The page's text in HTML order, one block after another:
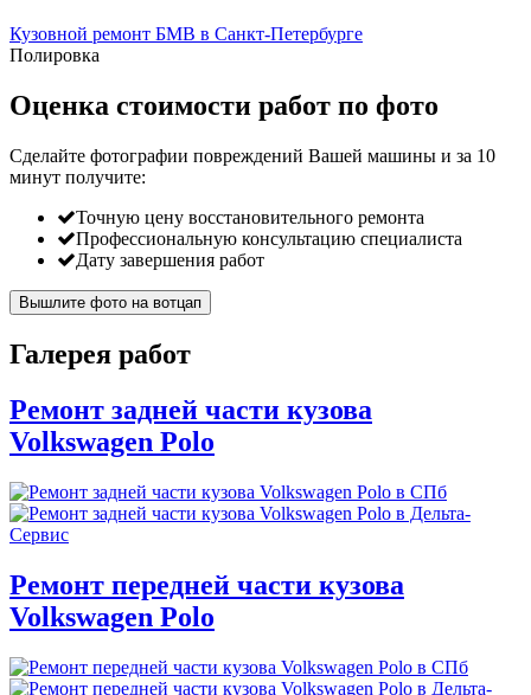
Кузовной ремонт БМВ в Санкт-Петербурге
Полировка
Оценка стоимости работ по фото
Сделайте фотографии повреждений Вашей машины и за 10
минут получите:
Точную цену восстановительного ремонта
Профессиональную консультацию специалиста
Дату завершения работ
Вышлите фото на вотцап
Галерея работ
Ремонт задней части кузова
Volkswagen Polo
Ремонт передней части кузова
Volkswagen Polo